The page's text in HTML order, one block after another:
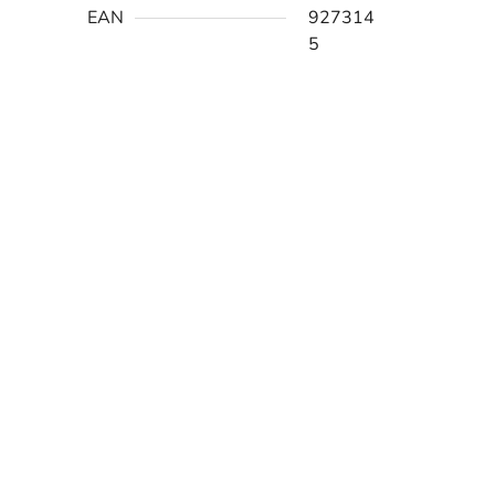
EAN
927314
5